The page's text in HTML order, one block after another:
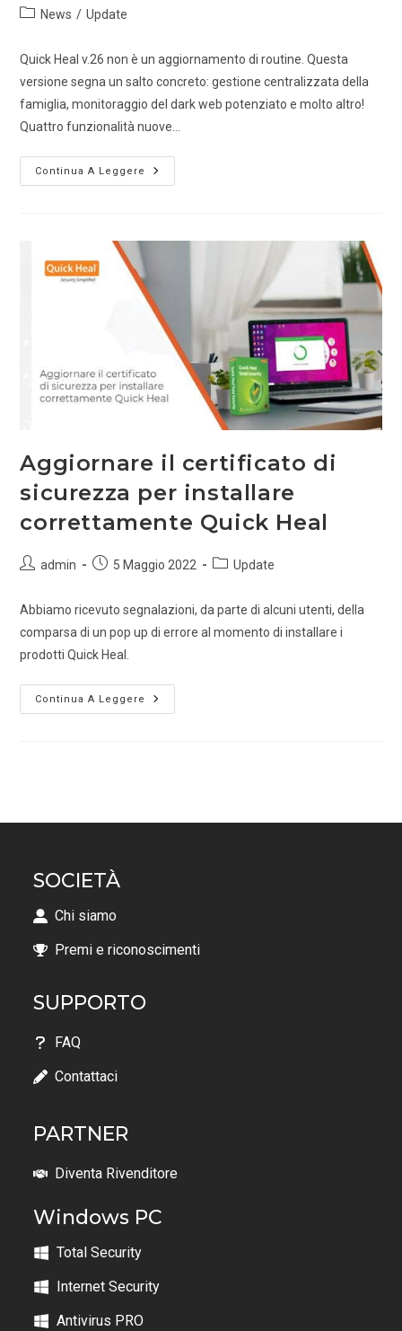
News / Update
Quick Heal v.26 non è un aggiornamento di routine. Questa
versione segna un salto concreto: gestione centralizzata della
famiglia, monitoraggio del dark web potenziato e molto altro!
Quattro funzionalità nuove…
Continua A Leggere
Aggiornare il certificato di
sicurezza per installare
correttamente Quick Heal
admin 5 Maggio 2022 Update
Abbiamo ricevuto segnalazioni, da parte di alcuni utenti, della
comparsa di un pop up di errore al momento di installare i
prodotti Quick Heal.
Continua A Leggere
SOCIETÀ
Chi siamo
Premi e riconoscimenti
SUPPORTO
FAQ
Contattaci
PARTNER
Diventa Rivenditore
Windows PC
Total Security
Internet Security
Antivirus PRO